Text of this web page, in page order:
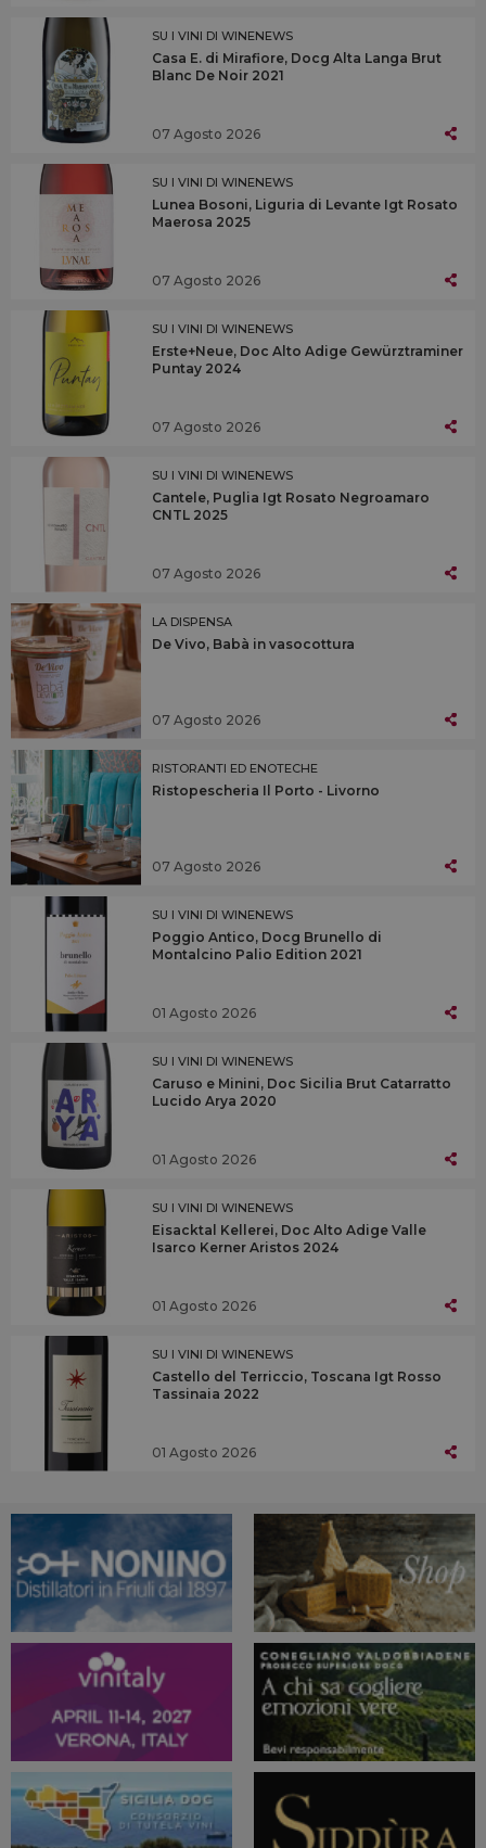
SU I VINI DI WINENEWS
Casa E. di Mirafiore, Docg Alta Langa Brut
Blanc De Noir 2021
07 Agosto 2026
SU I VINI DI WINENEWS
Lunea Bosoni, Liguria di Levante Igt Rosato
Maerosa 2025
07 Agosto 2026
SU I VINI DI WINENEWS
Erste+Neue, Doc Alto Adige Gewürztraminer
Puntay 2024
07 Agosto 2026
SU I VINI DI WINENEWS
Cantele, Puglia Igt Rosato Negroamaro
CNTL 2025
07 Agosto 2026
LA DISPENSA
De Vivo, Babà in vasocottura
07 Agosto 2026
RISTORANTI ED ENOTECHE
Ristopescheria Il Porto - Livorno
07 Agosto 2026
SU I VINI DI WINENEWS
Poggio Antico, Docg Brunello di
Montalcino Palio Edition 2021
01 Agosto 2026
SU I VINI DI WINENEWS
Caruso e Minini, Doc Sicilia Brut Catarratto
Lucido Arya 2020
01 Agosto 2026
SU I VINI DI WINENEWS
Eisacktal Kellerei, Doc Alto Adige Valle
Isarco Kerner Aristos 2024
01 Agosto 2026
SU I VINI DI WINENEWS
Castello del Terriccio, Toscana Igt Rosso
Tassinaia 2022
01 Agosto 2026